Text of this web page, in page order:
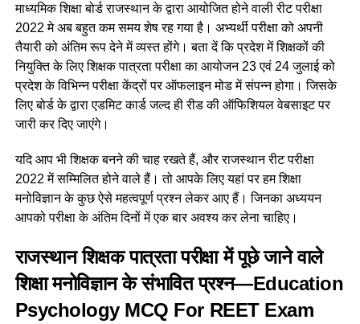
माध्यमिक शिक्षा बोर्ड राजस्थान के द्वारा आयोजित होने वाली रीट परीक्षा
2022 मे अब बहुत कम समय शेष रह गया है। अभ्यर्थी परीक्षा को अपनी
तैयारी को अंतिम रूप देने में व्यस्त होंगे। बता दें कि प्रदेश में शिक्षकों की
नियुक्ति के लिए शिक्षक पात्रता परीक्षा का आयोजन 23 एवं 24 जुलाई को
प्रदेश के विभिन्न परीक्षा केंद्रों पर ऑफलाइन मोड में संपन्न होगा। जिसके
लिए बोर्ड के द्वारा एडमिट कार्ड जल्द ही रीड की ऑफिशियल वेबसाइट पर
जारी कर दिए जाएंगे।
यदि आप भी शिक्षक बनने की चाह रखते हैं, और राजस्थान रीट परीक्षा
2022 में सम्मिलित होने वाले हैं। तो आपके लिए यहां पर हम शिक्षा
मनोविज्ञान के कुछ ऐसे महत्वपूर्ण प्रश्न लेकर आए हैं। जिनका अध्ययन
आपको परीक्षा के अंतिम दिनों में एक बार अवश्य कर लेना चाहिए।
राजस्थान शिक्षक पात्रता परीक्षा में पूछे जाने वाले
शिक्षा मनोविज्ञान के संभावित प्रश्न—Education
Psychology MCQ For REET Exam